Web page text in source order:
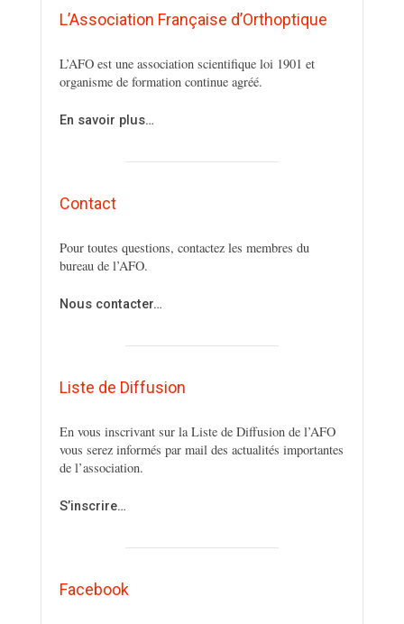
L’Association Française d’Orthoptique
L’AFO est une association scientifique loi 1901 et
organisme de formation continue agréé.
En savoir plus…
Contact
Pour toutes questions, contactez les membres du
bureau de l’AFO.
Nous contacter…
Liste de Diffusion
En vous inscrivant sur la Liste de Diffusion de l’AFO
vous serez informés par mail des actualités importantes
de l’association.
S’inscrire…
Facebook